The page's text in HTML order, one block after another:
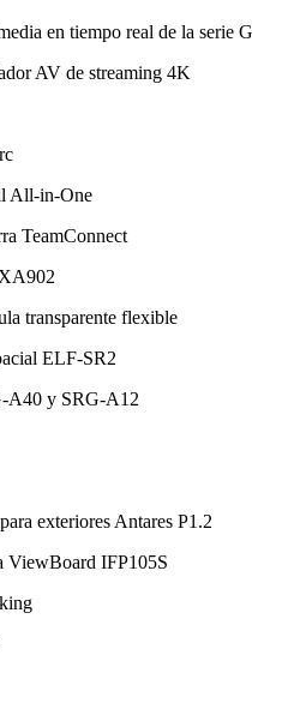
en tiempo real de la serie G
AV de streaming 4K
All-in-One
TeamConnect
transparente flexible
ELF-SR2
A40 y SRG-A12
exteriores Antares P1.2
ViewBoard IFP105S